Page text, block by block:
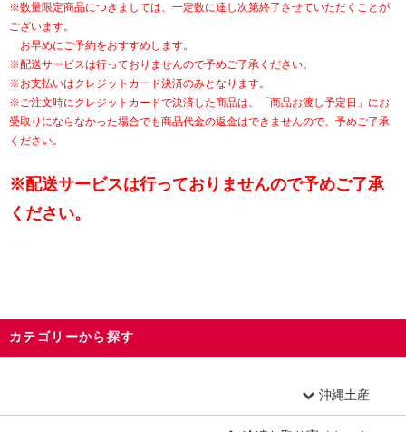
※数量限定商品につきましては、一定数に達し次第終了させていただくことが
ございます。
お早めにご予約をおすすめします。
※配送サービスは行っておりませんので予めご了承ください。
※お支払いはクレジットカード決済のみとなります。
※ご注文時にクレジットカードで決済した商品は、「商品お渡し予定日」にお
受取りにならなかった場合でも商品代金の返金はできませんので、予めご了承
ください。
※配送サービスは行っておりませんので予めご了承
ください。
カテゴリーから探す
沖縄土産